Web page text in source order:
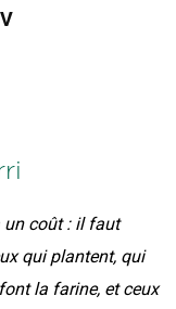
un coût : il faut
qui plantent, qui
la farine, et ceux